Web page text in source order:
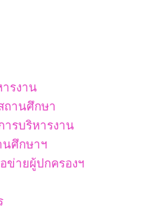
ารงาน
ถานศึกษา
ารบริหารงาน
นศึกษาฯ
ข่ายผู้ปกครองฯ